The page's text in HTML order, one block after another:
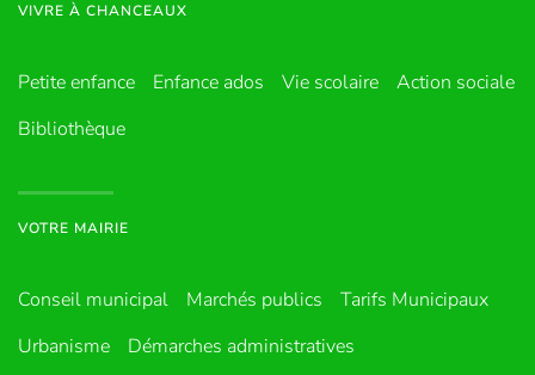
VIVRE À CHANCEAUX
Petite enfance Enfance ados Vie scolaire
Action sociale
Bibliothèque
VOTRE MAIRIE
Conseil municipal Marchés publics
Tarifs Municipaux
Urbanisme
Démarches administratives